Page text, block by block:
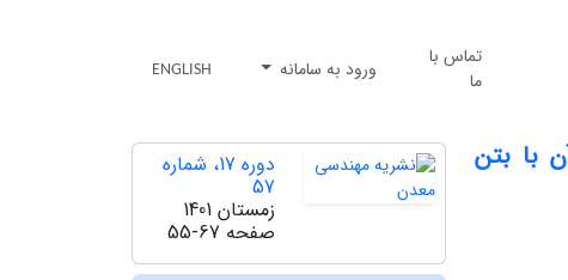
تماس با
ما
ورود به سامانه ENGLISH
با بتن دوره 17، شماره
57
زمستان 1401
صفحه 55-67